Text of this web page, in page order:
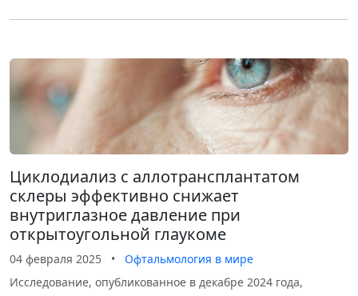
Циклодиализ с аллотрансплантатом
склеры эффективно снижает
внутриглазное давление при
открытоугольной глаукоме
04 февраля 2025 •
Офтальмология в мире
Исследование, опубликованное в декабре 2024 года,